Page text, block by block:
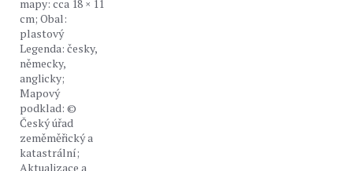
mapy: cca 18 × 11
cm; Obal:
plastový
Legenda: česky,
německy,
anglicky;
Mapový
podklad: ©
Český úřad
zeměměřický a
katastrální;
Aktualizace a